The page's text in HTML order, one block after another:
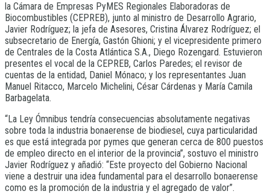
la Cámara de Empresas PyMES Regionales Elaboradoras de
Biocombustibles (CEPREB), junto al ministro de Desarrollo Agrario,
Javier Rodríguez; la jefa de Asesores, Cristina Álvarez Rodríguez; el
subsecretario de Energía, Gastón Ghioni; y el vicepresidente primero
de Centrales de la Costa Atlántica S.A., Diego Rozengard. Estuvieron
presentes el vocal de la CEPREB, Carlos Paredes; el revisor de
cuentas de la entidad, Daniel Mónaco; y los representantes Juan
Manuel Ritacco, Marcelo Michelini, César Cárdenas y María Camila
Barbagelata.
“La Ley Ómnibus tendría consecuencias absolutamente negativas
sobre toda la industria bonaerense de biodiesel, cuya particularidad
es que está integrada por pymes que generan cerca de 800 puestos
de empleo directo en el interior de la provincia”, sostuvo el ministro
Javier Rodríguez y añadió: “Este proyecto del Gobierno Nacional
viene a destruir una idea fundamental para el desarrollo bonaerense
como es la promoción de la industria y el agregado de valor”.